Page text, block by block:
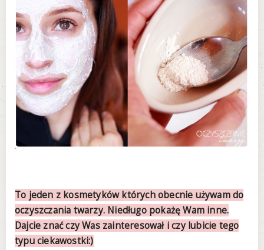
To jeden z kosmetyków których obecnie używam do
oczyszczania twarzy. Niedługo pokażę Wam inne.
Dajcie znać czy Was zainteresował i czy lubicie tego
typu ciekawostki:)